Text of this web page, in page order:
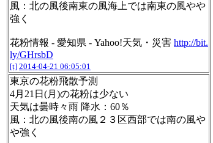
風：北の風後南東の風海上では南東の風やや
強く
花粉情報 - 愛知県 - Yahoo!天気・災害 http://bit.
ly/GHrsbD
[t] 2014-04-21 06:05:01
東京の花粉飛散予測
4月21日(月)の花粉は少ない
天気は曇時々雨 降水：60％
風：北の風後南の風２３区西部では南の風や
や強く